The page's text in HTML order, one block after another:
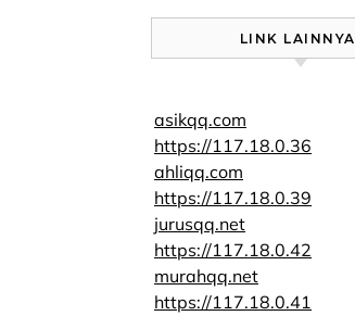
LINK LAINNYA
asikqq.com
https://117.18.0.36
ahliqq.com
https://117.18.0.39
jurusqq.net
https://117.18.0.42
murahqq.net
https://117.18.0.41